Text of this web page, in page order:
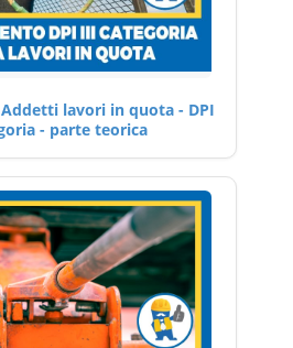
lavori in quota - DPI
- parte teorica